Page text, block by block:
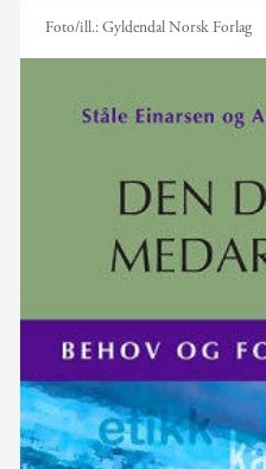
Foto/ill.:Gyldendal Norsk Forlag